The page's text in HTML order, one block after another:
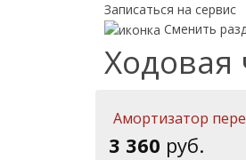
Записаться на сервис
Сменить
Ходовая
Амортизатор
3 360 руб.